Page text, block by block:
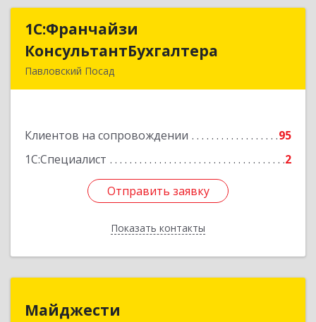
1С:Франчайзи
КонсультантБухгалтера
Павловский Посад
Клиентов на сопровождении
95
1С:Специалист
2
Отправить заявку
Показать контакты
КонсультантБухгалтера
Подробнее
Отправить заявку
Назад
Майджести